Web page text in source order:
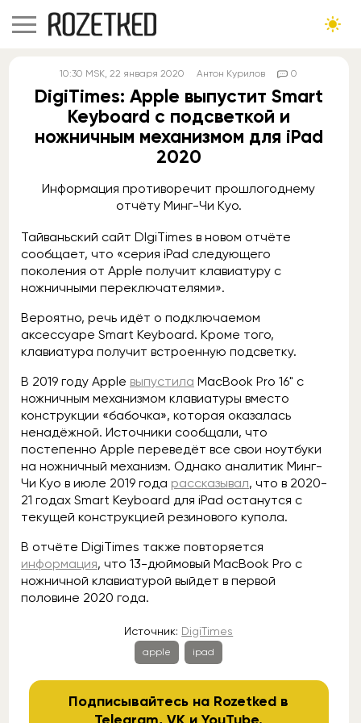
10:30 MSK, 22 января 2020 Антон Курилов 0
DigiTimes: Apple выпустит Smart
Keyboard с подсветкой и
ножничным механизмом для iPad
2020
Информация противоречит прошлогоднему
отчёту Минг-Чи Куо.
Тайваньский сайт DIgiTimes в новом отчёте
сообщает, что «серия iPad следующего
поколения от Apple получит клавиатуру с
ножничными переключателями».
Вероятно, речь идёт о подключаемом
аксессуаре Smart Keyboard. Кроме того,
клавиатура получит встроенную подсветку.
В 2019 году Apple выпустила MacBook Pro 16" с
ножничным механизмом клавиатуры вместо
конструкции «бабочка», которая оказалась
ненадёжной. Источники сообщали, что
постепенно Apple переведёт все свои ноутбуки
на ножничный механизм. Однако аналитик Минг-
Чи Куо в июле 2019 года рассказывал, что в 2020-
21 годах Smart Keyboard для iPad останутся с
текущей конструкцией резинового купола.
В отчёте DigiTimes также повторяется
информация, что 13-дюймовый MacBook Pro с
ножничной клавиатурой выйдет в первой
половине 2020 года.
Источник: DigiTimes
apple ipad
Подписывайтесь на Rozetked в